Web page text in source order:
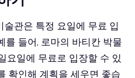
술관은 특정 요일에 무료 입
를 들어, 로마의 바티칸 박물
요일에 무료로 입장할 수 있
확인해 계획을 세우면 좋습